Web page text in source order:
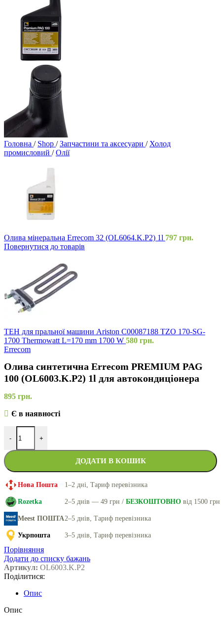
Головна / Shop / Запчастини та аксесуари / Холод
промисловий / Олії
Олива мінеральна Errecom 32 (OL6064.K.P2) 1l 797 грн.
Повернутися до товарів
ТЕН для пральної машини Ariston C00087188 TZO 170-SG-
1700 Thermowatt L=170 mm 1700 W 580 грн.
Errecom
Олива синтетична Errecom PREMIUM PAG
100 (OL6003.K.P2) 1l для автокондиціонера
895 грн.
Є в наявності
- +
ДОДАТИ В КОШИК
Нова Пошта 1–2 дні, Тариф перевізника
Rozetka 2–5 днів — 49 грн / БЕЗКОШТОВНО від 1500 грн
Meest ПОШТА2–5 днів, Тариф перевізника
Укрпошта 3–5 днів, Тариф перевізника
Порівняння
Додати до списку бажань
Артикул: OL6003.K.P2
Поділитися:
Опис
Опис